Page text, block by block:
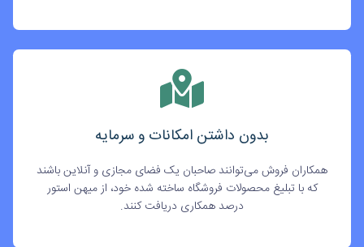
بدون داشتن امکانات و سرمایه
همکاران فروش می‌توانند صاحبان یک فضای مجازی و آنلاین باشند
که با تبلیغ محصولات فروشگاه ساخته شده خود، از میهن استور
درصد همکاری دریافت کنند.